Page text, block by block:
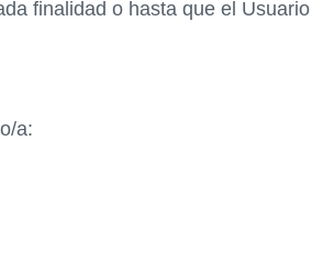
finalidad o hasta que el
a: